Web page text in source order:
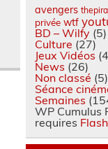
avengers
privée wtf
BD – Wilfy (5)
Culture (27)
Jeux Vidéos
News (26)
Non classé (5)
Séance
Semaines
WP Cumulus
requires